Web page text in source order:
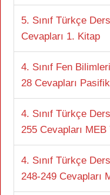
5. Sınıf Türkçe
Cevapları 1. Kitap
4. Sınıf Fen
28 Cevapları Pasifik
4. Sınıf Türkçe
255 Cevapları MEB
4. Sınıf Türkçe
248-249 Cevapları